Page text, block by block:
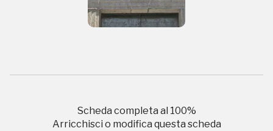
Scheda completa al 100%
Arricchisci o modifica questa scheda
Storico campagne in questo